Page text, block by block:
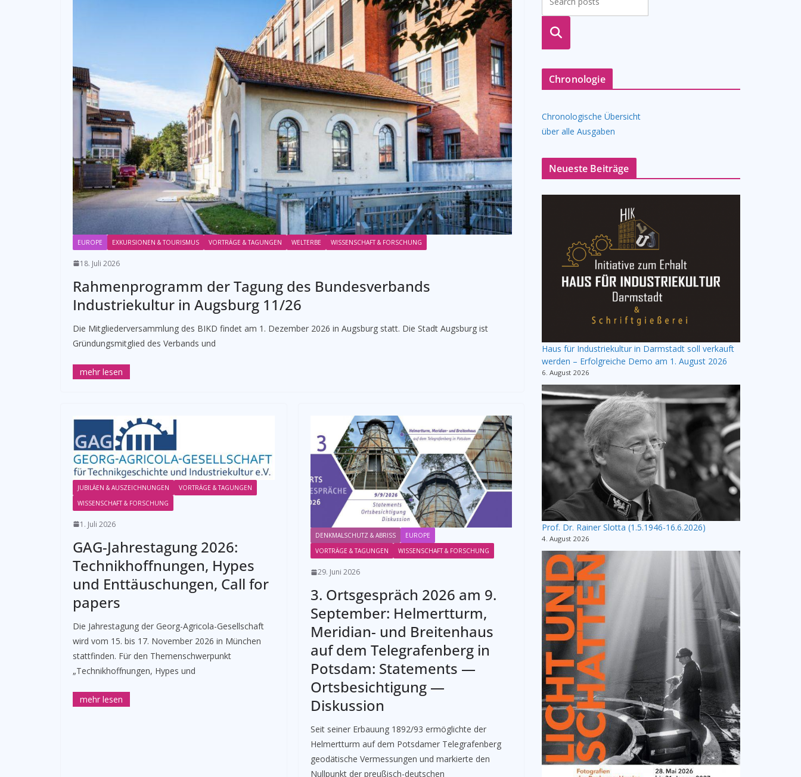
EUROPE EXKURSIONEN & TOURISMUS VORTRÄGE & TAGUNGEN WELTERBE WISSENSCHAFT & FORSCHUNG
18. Juli 2026
Rahmenprogramm der Tagung des Bundesverbands
Industriekultur in Augsburg 11/26
Die Mitgliederversammlung des BIKD findet am 1. Dezember 2026 in Augsburg statt. Die Stadt Augsburg ist
Gründungsmitglied des Verbands und
JUBILÄEN & AUSZEICHNUNGEN
VORTRÄGE & TAGUNGEN
WISSENSCHAFT & FORSCHUNG
1. Juli 2026
GAG-Jahrestagung 2026:
Technikhoffnungen, Hypes
und Enttäuschungen, Call for
papers
Die Jahrestagung der Georg-Agricola-Gesellschaft
wird vom 15. bis 17. November 2026 in München
stattfinden. Für den Themenschwerpunkt
„Technikhoffnungen, Hypes und
DENKMALSCHUTZ & ABRISS
EUROPE
VORTRÄGE & TAGUNGEN
WISSENSCHAFT & FORSCHUNG
29. Juni 2026
3. Ortsgespräch 2026 am 9.
September: Helmertturm,
Meridian- und Breitenhaus
auf dem Telegrafenberg in
Potsdam: Statements —
Ortsbesichtigung —
Diskussion
Seit seiner Erbauung 1892/93 ermöglichte der
Helmertturm auf dem Potsdamer Telegrafenberg
geodätische Vermessungen und markierte den
Nullpunkt der preußisch-deutschen
suche
Chronologie
Chronologische Übersicht
über alle Ausgaben
Neueste Beiträge
Haus für Industriekultur in Darmstadt soll verkauft
werden – Erfolgreiche Demo am 1. August 2026
6. August 2026
Prof. Dr. Rainer Slotta (1.5.1946-16.6.2026)
4. August 2026